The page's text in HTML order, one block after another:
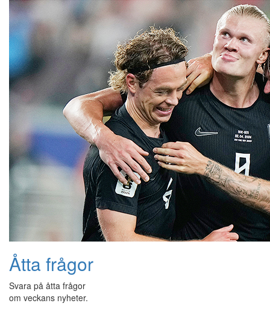
Åtta frågor
Svara på åtta frågor
om veckans nyheter.